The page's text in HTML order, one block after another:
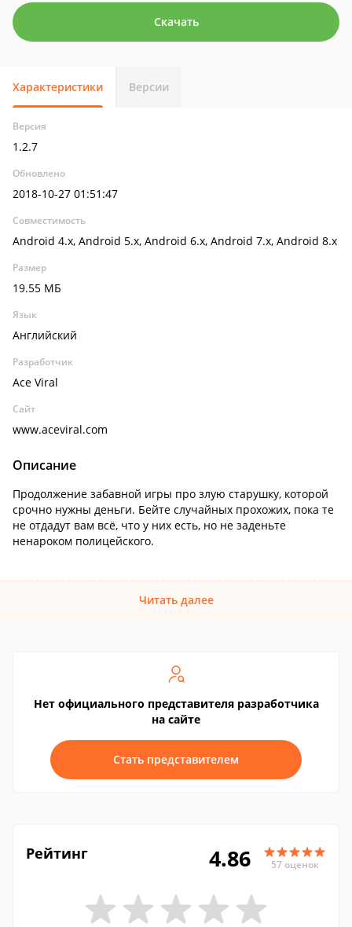
Скачать
Характеристики Версии
Версия
1.2.7
Обновлено
2018-10-27 01:51:47
Совместимость
Android 4.x, Android 5.x, Android 6.x, Android 7.x, Android 8.x
Размер
19.55 МБ
Язык
Английский
Разработчик
Ace Viral
Сайт
www.aceviral.com
Описание
Продолжение забавной игры про злую старушку, которой
срочно нужны деньги. Бейте случайных прохожих, пока те
не отдадут вам всё, что у них есть, но не заденьте
ненароком полицейского.
Читать далее
Нет официального представителя разработчика
на сайте
Стать представителем
Рейтинг 4.86 57 оценок